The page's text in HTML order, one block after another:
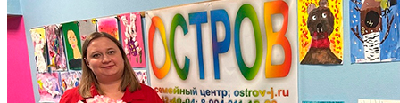
Наши цены
О нас
Новости
Наши специалисты
Контакты